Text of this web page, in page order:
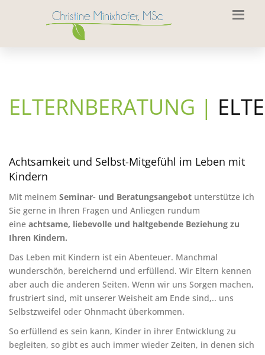
ELTERNBERATUNG |
Achtsamkeit und Selbst-Mitgefühl im Leben mit
Kindern
Mit meinem Seminar- und Beratungsangebot unterstütze ich
Sie gerne in Ihren Fragen und Anliegen rundum
eine achtsame, liebevolle und haltgebende Beziehung zu
Ihren Kindern.
Das Leben mit Kindern ist ein Abenteuer. Manchmal
wunderschön, bereichernd und erfüllend. Wir Eltern kennen
aber auch die anderen Seiten. Wenn wir uns Sorgen machen,
frustriert sind, mit unserer Weisheit am Ende sind,.. uns
Selbstzweifel oder Ohnmacht überkommen.
So erfüllend es sein kann, Kinder in ihrer Entwicklung zu
begleiten, so gibt es auch immer wieder Zeiten, in denen sich